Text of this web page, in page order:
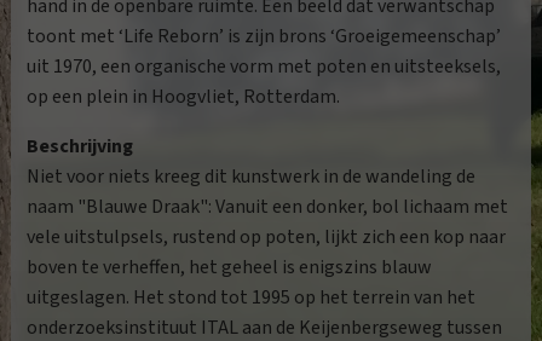
hand in de openbare ruimte. Een beeld dat verwantschap
toont met ‘Life Reborn’ is zijn brons ‘Groeigemeenschap’
uit 1970, een organische vorm met poten en uitsteeksels,
op een plein in Hoogvliet, Rotterdam.
Beschrijving
Niet voor niets kreeg dit kunstwerk in de wandeling de
naam "Blauwe Draak": Vanuit een donker, bol lichaam met
vele uitstulpsels, rustend op poten, lijkt zich een kop naar
boven te verheffen, het geheel is enigszins blauw
uitgeslagen. Het stond tot 1995 op het terrein van het
onderzoeksinstituut ITAL aan de Keijenbergseweg tussen